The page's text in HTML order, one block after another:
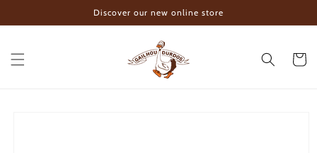
Discover our new online store
Cart